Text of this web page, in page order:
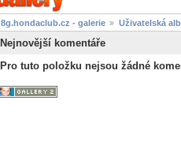
8g.hondaclub.cz - galerie Uživatelská
Nejnovější komentáře
Pro tuto položku nejsou žádné